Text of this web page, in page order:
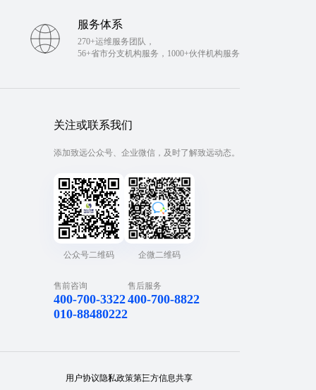
服务体系
270+运维服务团队，
56+省市分支机构服务，1000+伙伴机构服务
关注或联系我们
添加致远公众号、企业微信，及时了解致远动态。
公众号二维码 企微二维码
售前咨询
400-700-3322
010-88480222
售后服务
400-700-8822
用户协议隐私政策第三方信息共享